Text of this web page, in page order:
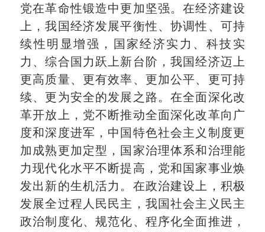
党在革命性锻造中更加坚强。在经济建设
上，我国经济发展平衡性、协调性、可持
续性明显增强，国家经济实力、科技实
力、综合国力跃上新台阶，我国经济迈上
更高质量、更有效率、更加公平、更可持
续、更为安全的发展之路。在全面深化改
革开放上，党不断推动全面深化改革向广
度和深度进军，中国特色社会主义制度更
加成熟更加定型，国家治理体系和治理能
力现代化水平不断提高，党和国家事业焕
发出新的生机活力。在政治建设上，积极
发展全过程人民民主，我国社会主义民主
政治制度化、规范化、程序化全面推进，